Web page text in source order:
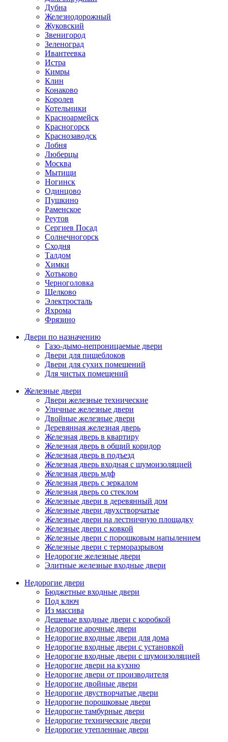
Дубна
Железнодорожный
Жуковский
Звенигород
Зеленоград
Ивантеевка
Истра
Кимры
Клин
Конаково
Королев
Котельники
Красноармейск
Красногорск
Краснозаводск
Лобня
Люберцы
Москва
Мытищи
Ногинск
Одинцово
Пушкино
Раменское
Реутов
Сергиев Посад
Солнечногорск
Сходня
Талдом
Химки
Хотьково
Черноголовка
Щелково
Электросталь
Яхрома
Фрязино
Двери по назначению
Газо-дымо-непроницаемые двери
Двери для пищеблоков
Двери для сухих помещений
Для чистых помещений
Железные двери
Двери железные технические
Уличные железные двери
Двойные железные двери
Деревянная железная дверь
Железная дверь в квартиру
Железная дверь в общий коридор
Железная дверь в подъезд
Железная дверь входная с шумоизоляцией
Железная дверь мдф
Железная дверь с зеркалом
Железная дверь со стеклом
Железные двери в деревянный дом
Железные двери двухстворчатые
Железные двери на лестничную площадку
Железные двери с ковкой
Железные двери с порошковым напылением
Железные двери с терморазрывом
Недорогие железные двери
Элитные железные входные двери
Недорогие двери
Бюджетные входные двери
Под ключ
Из массива
Дешевые входные двери с коробкой
Недорогие арочные двери
Недорогие входные двери для дома
Недорогие входные двери с установкой
Недорогие входные двери с шумоизоляцией
Недорогие двери на кухню
Недорогие двери от производителя
Недорогие двойные двери
Недорогие двустворчатые двери
Недорогие порошковые двери
Недорогие тамбурные двери
Недорогие технические двери
Недорогие утепленные двери